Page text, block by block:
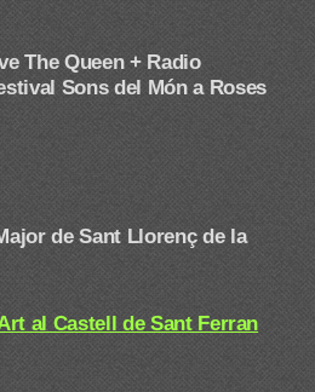
The Queen + Radio
Sons del Món a Roses
de Sant Llorenç de la
al Castell de Sant Ferran